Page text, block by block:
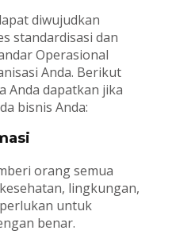
diwujudkan
standardisasi dan
Operasional
Anda. Berikut
Anda dapatkan jika
bisnis Anda:
orang semua
lingkungan,
untuk
benar.